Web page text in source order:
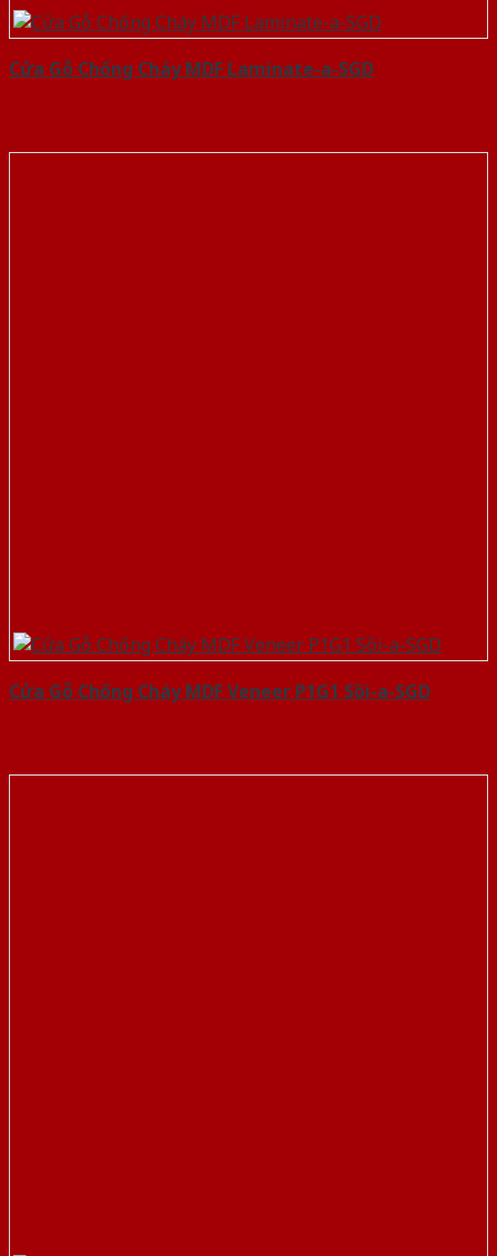
Cửa Gỗ Chống Cháy MDF Laminate-a-SGD
Cửa Gỗ Chống Cháy MDF Veneer P1G1 Sồi-a-SGD